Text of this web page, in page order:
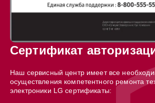
Сертификат
Наш сервисный центр имеет все
осуществления компетентного ремонта
электроники LG сертификаты: